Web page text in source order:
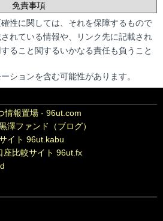
免責事項
性に関しては、それを保障するもので
れている情報や、リンク先に記載され
ること関するいかなる責任も負うこと
ションを含む可能性があります。
情報置場 - 96ut.com
ファンド（ブログ）
イト 96ut.kabu
座比較サイト 96ut.fx